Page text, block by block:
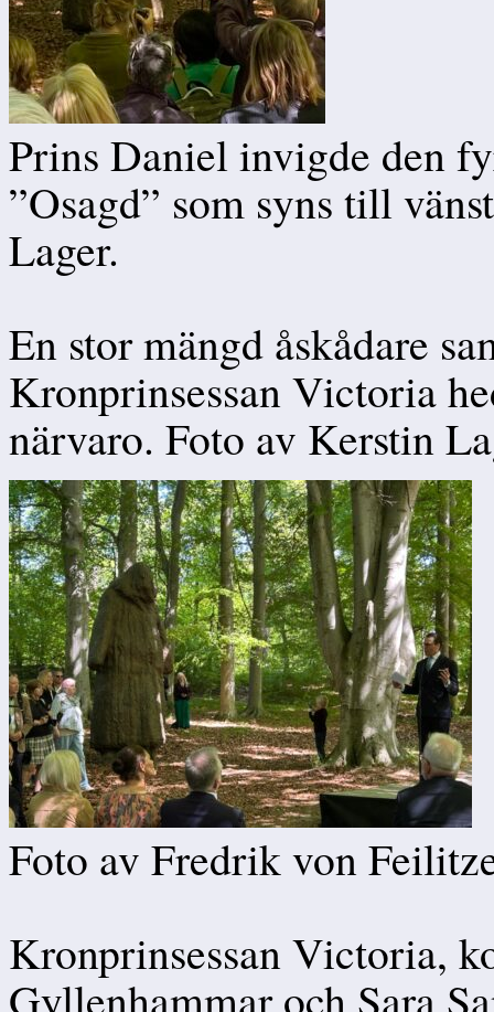
Prins Daniel invigde den
”Osagd” som syns till
Lager.
En stor mängd åskådare
Kronprinsessan Victoria
närvaro. Foto av Kerstin
Foto av Fredrik von
Kronprinsessan Victoria,
Gyllenhammar och Sara